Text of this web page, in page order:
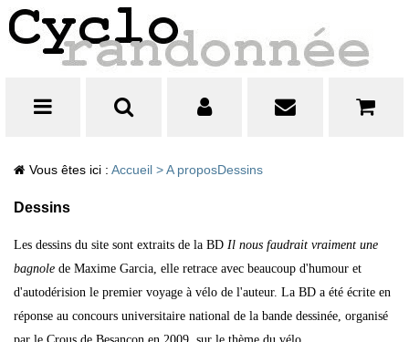
Vous êtes ici : Accueil > A proposDessins
Dessins
Les dessins du site sont extraits de la BD Il nous faudrait vraiment une
bagnole de Maxime Garcia, elle retrace avec beaucoup d'humour et
d'autodérision le premier voyage à vélo de l'auteur. La BD a été écrite en
réponse au concours universitaire national de la bande dessinée, organisé